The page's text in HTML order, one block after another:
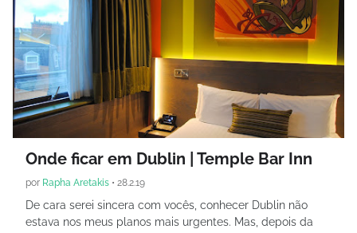
Onde ficar em Dublin | Temple Bar Inn
por Rapha Aretakis • 28.2.19
De cara serei sincera com vocês, conhecer Dublin não
estava nos meus planos mais urgentes. Mas, depois da